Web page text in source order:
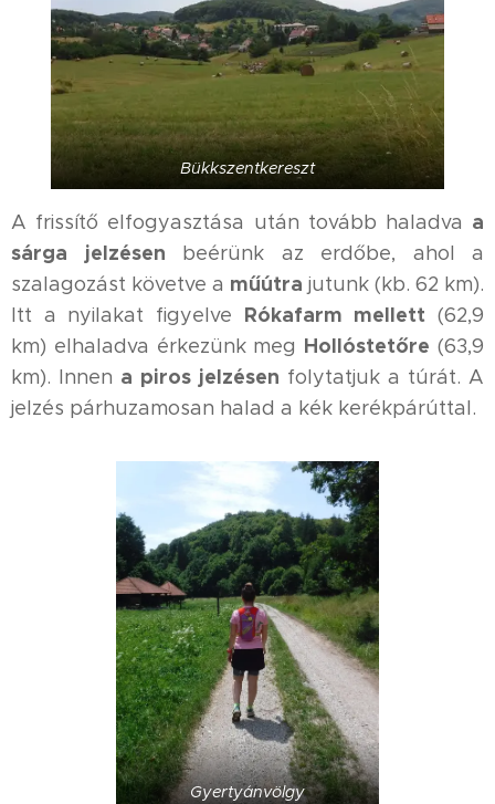
Bükkszentkereszt
A frissítő elfogyasztása után tovább haladva a
sárga jelzésen beérünk az erdőbe, ahol a
szalagozást követve a műútra jutunk (kb. 62 km).
Itt a nyilakat figyelve Rókafarm mellett (62,9
km) elhaladva érkezünk meg Hollóstetőre(63,9
km). Innen a piros jelzésen folytatjuk a túrát. A
jelzés párhuzamosan halad a kék kerékpárúttal.
Gyertyánvölgy